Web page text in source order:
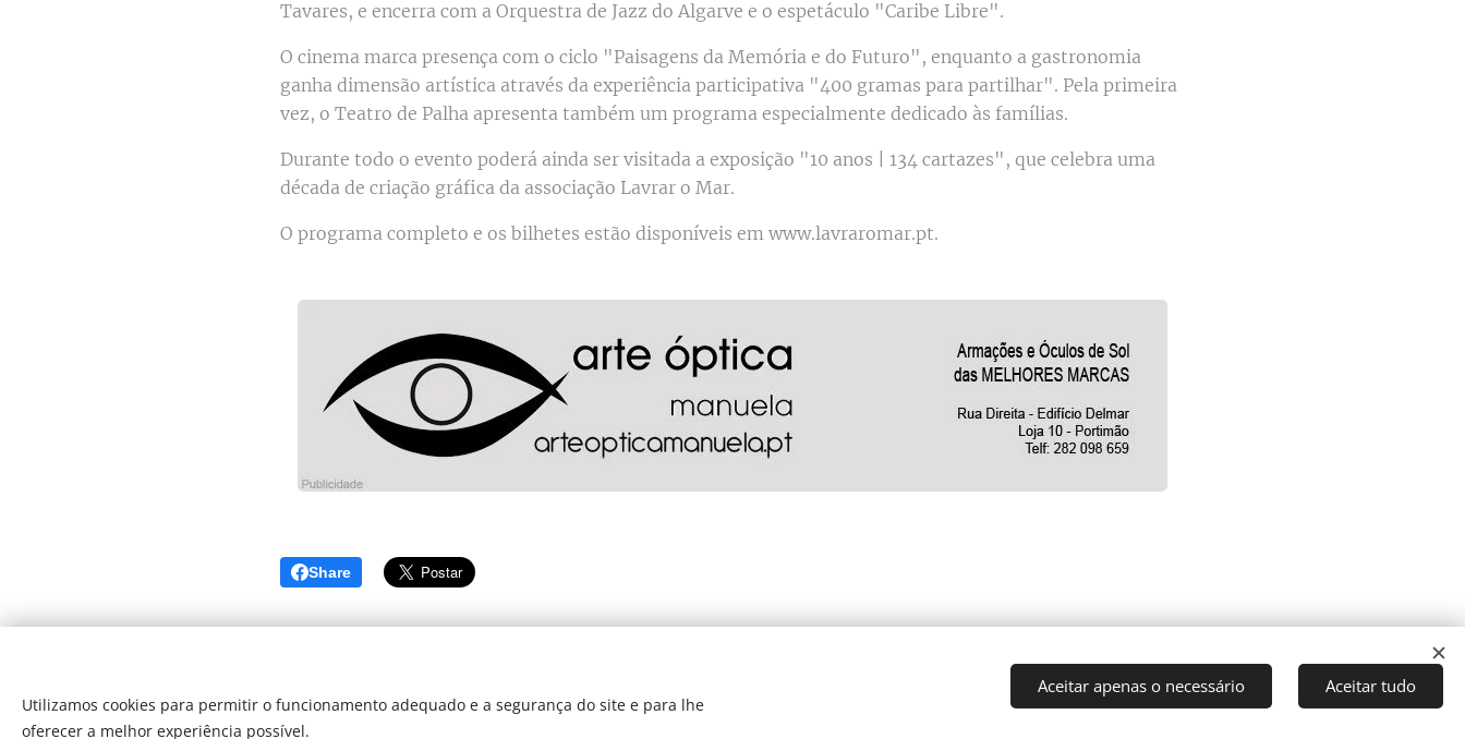
Tavares, e encerra com a Orquestra de Jazz do Algarve e o espetáculo "Caribe Libre".
O cinema marca presença com o ciclo "Paisagens da Memória e do Futuro", enquanto a gastronomia
ganha dimensão artística através da experiência participativa "400 gramas para partilhar". Pela primeira
vez, o Teatro de Palha apresenta também um programa especialmente dedicado às famílias.
Durante todo o evento poderá ainda ser visitada a exposição "10 anos | 134 cartazes", que celebra uma
década de criação gráfica da associação Lavrar o Mar.
O programa completo e os bilhetes estão disponíveis em www.lavraromar.pt.
Share
Utilizamos cookies para permitir o funcionamento adequado e a segurança do site e para lhe
oferecer a melhor experiência possível.
Aceitar apenas o necessário Aceitar tudo